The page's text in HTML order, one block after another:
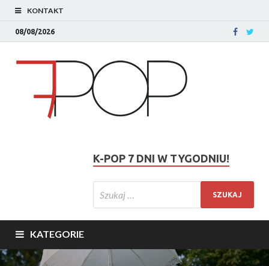
KONTAKT
08/08/2026
K-POP 7 DNI W TYGODNIU!
KATEGORIE